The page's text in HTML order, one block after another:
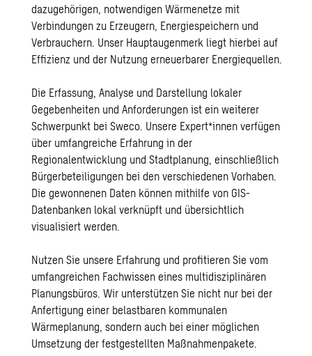
dazugehörigen, notwendigen Wärmenetze mit
Verbindungen zu Erzeugern, Energiespeichern und
Verbrauchern. Unser Hauptaugenmerk liegt hierbei auf
Effizienz und der Nutzung erneuerbarer Energiequellen.
Die Erfassung, Analyse und Darstellung lokaler
Gegebenheiten und Anforderungen ist ein weiterer
Schwerpunkt bei Sweco. Unsere Expert*innen verfügen
über umfangreiche Erfahrung in der
Regionalentwicklung und Stadtplanung, einschließlich
Bürgerbeteiligungen bei den verschiedenen Vorhaben.
Die gewonnenen Daten können mithilfe von GIS-
Datenbanken lokal verknüpft und übersichtlich
visualisiert werden.
Nutzen Sie unsere Erfahrung und profitieren Sie vom
umfangreichen Fachwissen eines multidisziplinären
Planungsbüros. Wir unterstützen Sie nicht nur bei der
Anfertigung einer belastbaren kommunalen
Wärmeplanung, sondern auch bei einer möglichen
Umsetzung der festgestellten Maßnahmenpakete.